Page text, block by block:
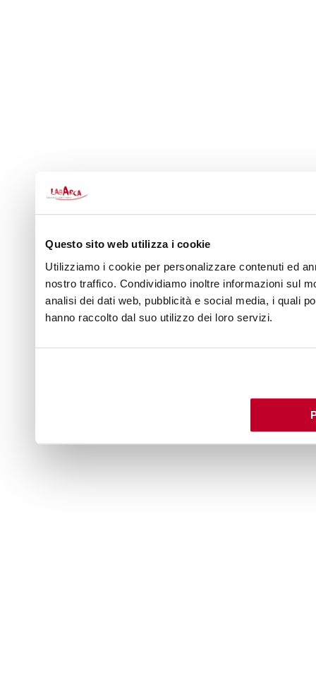
Questo sito web utilizza i cookie
Utilizziamo i cookie per personalizzare contenuti ed
nostro traffico. Condividiamo inoltre informazioni sul
analisi dei dati web, pubblicità e social media, i quali
hanno raccolto dal suo utilizzo dei loro servizi.